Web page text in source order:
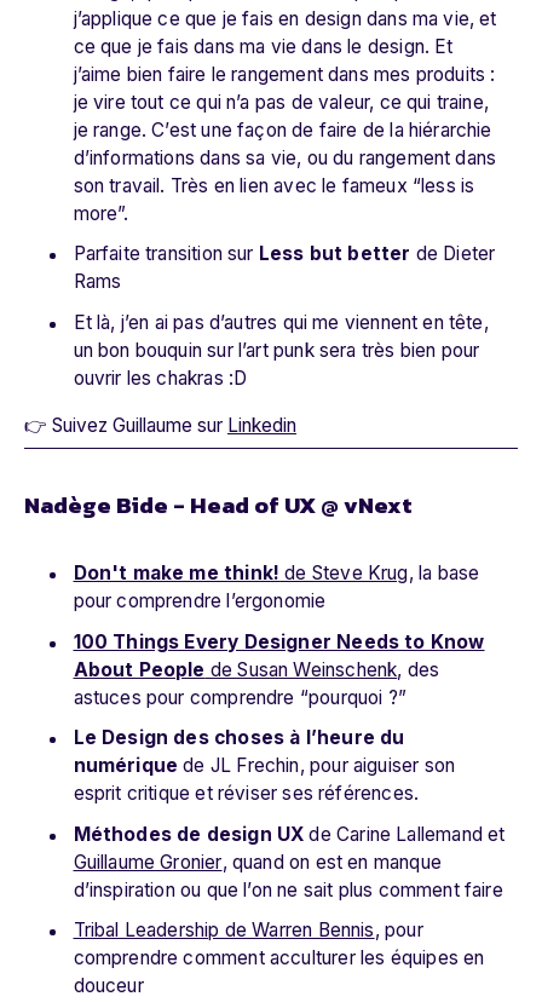
j’applique ce que je fais en design dans ma vie, et
ce que je fais dans ma vie dans le design. Et
j’aime bien faire le rangement dans mes produits :
je vire tout ce qui n’a pas de valeur, ce qui traine,
je range. C’est une façon de faire de la hiérarchie
d’informations dans sa vie, ou du rangement dans
son travail. Très en lien avec le fameux “less is
more”.
Parfaite transition sur Less but better de Dieter
Rams
Et là, j’en ai pas d’autres qui me viennent en tête,
un bon bouquin sur l’art punk sera très bien pour
ouvrir les chakras :D
👉 Suivez Guillaume sur Linkedin
Nadège Bide - Head of UX @ vNext
Don't make me think! de Steve Krug, la base
pour comprendre l’ergonomie
100 Things Every Designer Needs to Know
About People de Susan Weinschenk, des
astuces pour comprendre “pourquoi ?”
Le Design des choses à l’heure du
numérique de JL Frechin, pour aiguiser son
esprit critique et réviser ses références.
Méthodes de design UX de Carine Lallemand et
Guillaume Gronier, quand on est en manque
d’inspiration ou que l’on ne sait plus comment faire
Tribal Leadership de Warren Bennis, pour
comprendre comment acculturer les équipes en
douceur